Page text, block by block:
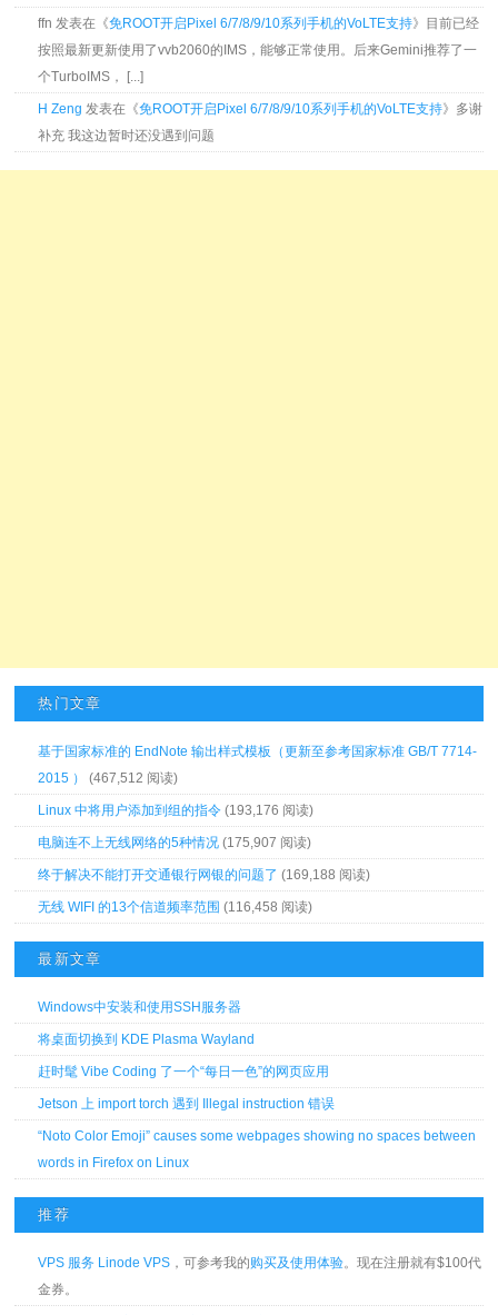
ffn 发表在《免ROOT开启Pixel 6/7/8/9/10系列手机的VoLTE支持》目前已经
按照最新更新使用了vvb2060的IMS，能够正常使用。后来Gemini推荐了一
个TurboIMS， [...]
H Zeng 发表在《免ROOT开启Pixel 6/7/8/9/10系列手机的VoLTE支持》多谢
补充 我这边暂时还没遇到问题
热门文章
基于国家标准的 EndNote 输出样式模板（更新至参考国家标准 GB/T 7714-
2015 ）
(467,512 阅读)
Linux 中将用户添加到组的指令 (193,176 阅读)
电脑连不上无线网络的5种情况 (175,907 阅读)
终于解决不能打开交通银行网银的问题了 (169,188 阅读)
无线 WIFI 的13个信道频率范围 (116,458 阅读)
最新文章
Windows中安装和使用SSH服务器
将桌面切换到 KDE Plasma Wayland
赶时髦 Vibe Coding 了一个“每日一色”的网页应用
Jetson 上 import torch 遇到 Illegal instruction 错误
“Noto Color Emoji” causes some webpages showing no spaces between
words in Firefox on Linux
推荐
VPS 服务 Linode VPS ，可参考我的购买及使用体验。现在注册就有$100代
金券。